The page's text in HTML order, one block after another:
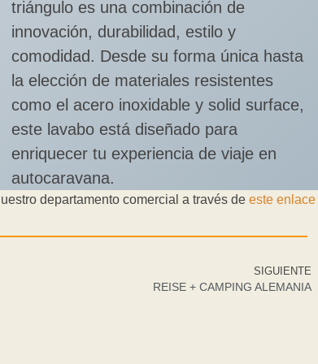
triángulo es una combinación de
innovación, durabilidad, estilo y
comodidad. Desde su forma única hasta
la elección de materiales resistentes
como el acero inoxidable y solid surface,
este lavabo está diseñado para
enriquecer tu experiencia de viaje en
autocaravana.
departamento comercial a través de este enlace
SIGUIENTE
REISE + CAMPING ALEMANIA